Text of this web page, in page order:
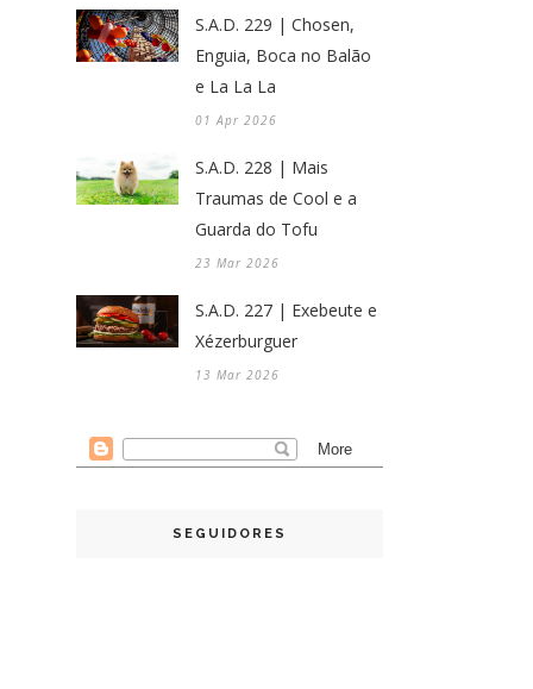
S.A.D. 229 | Chosen,
Enguia, Boca no Balão
e La La La
01 Apr 2026
S.A.D. 228 | Mais
Traumas de Cool e a
Guarda do Tofu
23 Mar 2026
S.A.D. 227 | Exebeute e
Xézerburguer
13 Mar 2026
SEGUIDORES